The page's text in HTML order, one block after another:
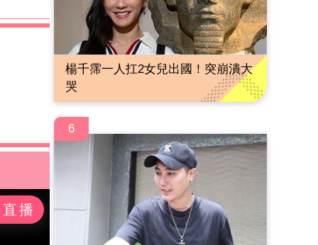
楊千霈一人扛2女兒出國！突崩潰大
哭
6